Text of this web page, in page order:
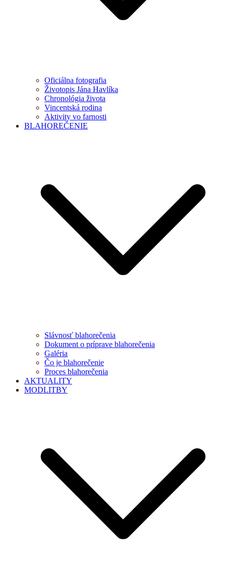
Oficiálna fotografia
Životopis Jána Havlíka
Chronológia života
Vincentská rodina
Aktivity vo farnosti
BLAHOREČENIE
Slávnosť blahorečenia
Dokument o príprave blahorečenia
Galéria
Čo je blahorečenie
Proces blahorečenia
AKTUALITY
MODLITBY